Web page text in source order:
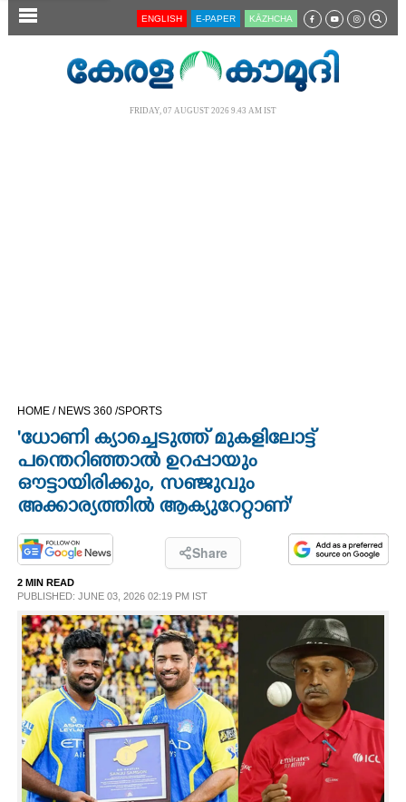
SECTIONS
OPINION
LIFESTYLE
SPIRITUAL
INFO+
ART
ASTRO
ENGLISH E-PAPER KĀZHCHA
FRIDAY, 07 AUGUST 2026 9.43 AM IST
HOME / NEWS 360 /SPORTS
'ധോണി ക്യാച്ചെടുത്ത് മുകളിലോട്ട്
പന്തെറിഞ്ഞാൽ ഉറപ്പായും
ഔട്ടായിരിക്കും, സഞ്ജുവും
അക്കാര്യത്തിൽ ആക്യുറേറ്റാണ്'
Share
2 MIN READ
PUBLISHED: JUNE 03, 2026 02:19 PM IST